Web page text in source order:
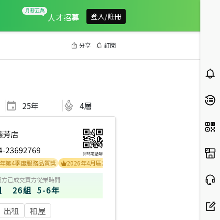
人才招募 登入/註冊
分享 訂閱
25年 4層
芳店
23692769
掃碼電話聊
服務品質獎 2026年4月區業績TOP2
已成交買方
26組
從業時間
5-6年
出租
租屋